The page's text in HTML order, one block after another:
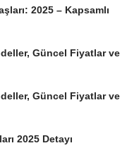
2025 – Kapsamlı
Güncel Fiyatlar ve
Güncel Fiyatlar ve
2025 Detayı